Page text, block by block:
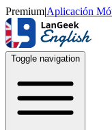
Premium|Aplicación
Toggle navigation